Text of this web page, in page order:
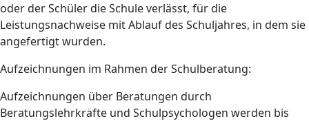
oder der Schüler die Schule verlässt, für die
Leistungsnachweise mit Ablauf des Schuljahres, in dem sie
angefertigt wurden.
Aufzeichnungen im Rahmen der Schulberatung:
Aufzeichnungen über Beratungen durch
Beratungslehrkräfte und Schulpsychologen werden bis